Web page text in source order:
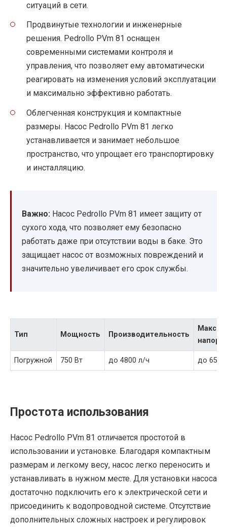
ситуаций в сети.
Продвинутые технологии и инженерные
решения. Pedrollo PVm 81 оснащен
современными системами контроля и
управления, что позволяет ему автоматически
реагировать на изменения условий эксплуатации
и максимально эффективно работать.
Облегченная конструкция и компактные
размеры. Насос Pedrollo PVm 81 легко
устанавливается и занимает небольшое
пространство, что упрощает его транспортировку
и инсталляцию.
Важно: Насос Pedrollo PVm 81 имеет защиту от
сухого хода, что позволяет ему безопасно
работать даже при отсутствии воды в баке. Это
защищает насос от возможных повреждений и
значительно увеличивает его срок службы.
Тип Мощность Производительность
напор
Погружной 750 Вт до 4800 л/ч до 65 м
Простота использования
Насос Pedrollo PVm 81 отличается простотой в
использовании и установке. Благодаря компактным
размерам и легкому весу, насос легко переносить и
устанавливать в нужном месте. Для установки насоса
достаточно подключить его к электрической сети и
присоединить к водопроводной системе. Отсутствие
дополнительных сложных настроек и регулировок